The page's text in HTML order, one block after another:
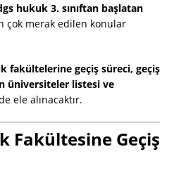
hukuk 3. sınıftan başlatan
çok merak edilen konular
fakültelerine geçiş süreci, geçiş
üniversiteler listesi ve
ele alınacaktır.
Fakültesine Geçiş